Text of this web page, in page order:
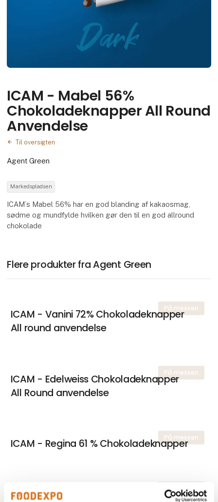
ICAM - Mabel 56%
Chokoladeknapper All Round
Anvendelse
Til oversigten
Agent Green
Markedspladsen
ICAM´s Mabel 56% har en god blanding af kakaosmag,
sødme og mundfylde hvilken gør den til en god allround
chokolade
Flere produkter fra Agent Green
På messen
ICAM - Vanini 72% Chokoladeknapper
All round anvendelse
På messen
ICAM - Edelweiss Chokoladeknapper
All Round anvendelse
På messen
ICAM - Regina 61 % Chokoladeknapper
På messen
ICAM - Regina 35 %.